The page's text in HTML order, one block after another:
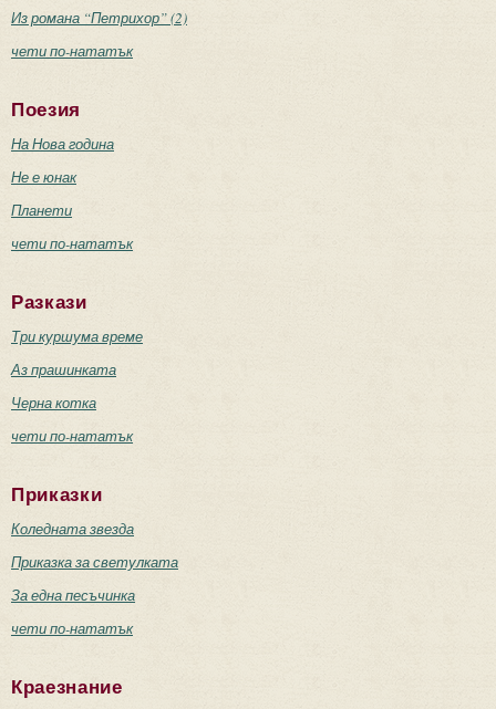
Из романа “Петрихор” (2)
чети по-нататък
Поезия
На Нова година
Не е юнак
Планети
чети по-нататък
Разкази
Три куршума време
Аз прашинката
Черна котка
чети по-нататък
Приказки
Коледната звезда
Приказка за светулката
За една песъчинка
чети по-нататък
Краезнание